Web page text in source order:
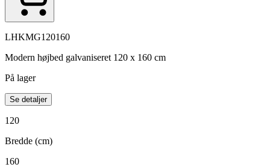
LHKMG120160
Modern højbed galvaniseret 120 x 160 cm
På lager
Se detaljer
120
Bredde (cm)
160